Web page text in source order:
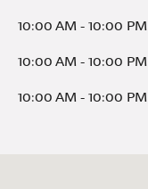
10:00 AM - 10:00 PM
10:00 AM - 10:00 PM
10:00 AM - 10:00 PM